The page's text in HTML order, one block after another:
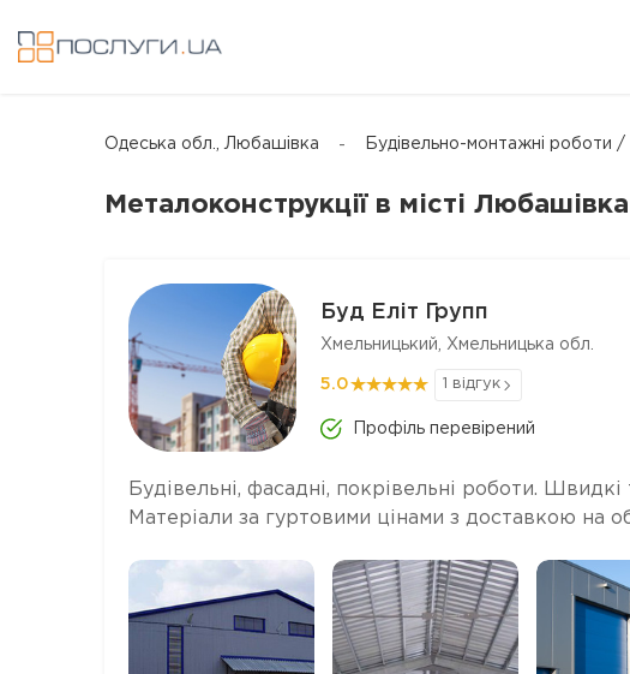
Одеська обл., Любашівка Будівельно-монтажні роботи /
Металоконструкції в місті Любашівка
Буд Еліт Групп
Хмельницький, Хмельницька обл.
5.0 1 відгук
Профіль перевірений
Будівельні, фасадні, покрівельні роботи. Швидкі
Матеріали за гуртовими цінами з доставкою на